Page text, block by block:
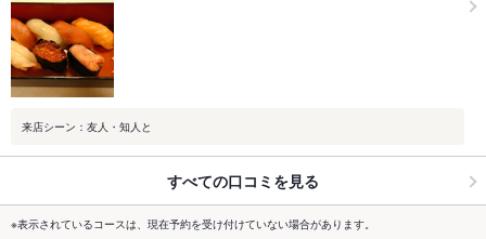
来店シーン：友人・知人と
すべての口コミを見る
※表示されているコースは、現在予約を受け付けていない場合があります。